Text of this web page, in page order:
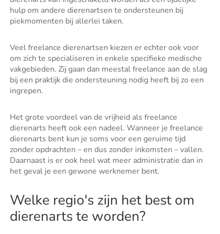
hulp om andere dierenartsen te ondersteunen bij
piekmomenten bij allerlei taken.
Veel freelance dierenartsen kiezen er echter ook voor
om zich te specialiseren in enkele specifieke medische
vakgebieden. Zij gaan dan meestal freelance aan de slag
bij een praktijk die ondersteuning nodig heeft bij zo een
ingrepen.
Het grote voordeel van de vrijheid als freelance
dierenarts heeft ook een nadeel. Wanneer je freelance
dierenarts bent kun je soms voor een geruime tijd
zonder opdrachten – en dus zonder inkomsten – vallen.
Daarnaast is er ook heel wat meer administratie dan in
het geval je een gewone werknemer bent.
Welke regio's zijn het best om
dierenarts te worden?